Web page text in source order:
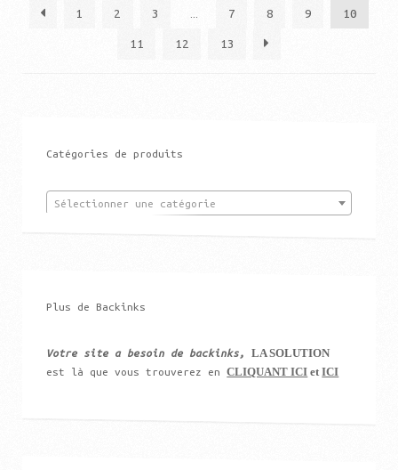
1 2 3 7 8 9 10
11 12 13
Catégories de produits
Sélectionner une catégorie
Plus de Backinks
Votre site a besoin de backinks, LA SOLUTION
est là que vous trouverez enCLIQUANT ICI et ICI